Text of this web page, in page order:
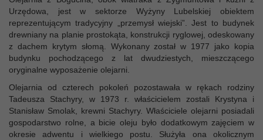
Urzędowa, jest w sektorze Wyżyny Lubelskiej obiektem
reprezentującym tradycyjny „przemysł wiejski”. Jest to budynek
drewniany na planie prostokąta, konstrukcji ryglowej, odeskowany
z dachem krytym słomą. Wykonany został w 1977 jako kopia
budynku pochodzącego z lat dwudziestych, mieszczącego
oryginalne wyposażenie olejarni.
Olejarnia od czterech pokoleń pozostawała w rękach rodziny
Tadeusza Stachyry, w 1973 r. właścicielem zostali Krystyna i
Stanisław Smolak, krewni Stachyry. Właściciele olejarni posiadali
gospodarstwo rolne, a bicie oleju było dodatkowym zajęciem w
okresie adwentu i wielkiego postu. Służyła ona okolicznym